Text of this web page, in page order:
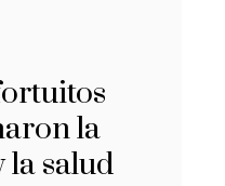
la
salud